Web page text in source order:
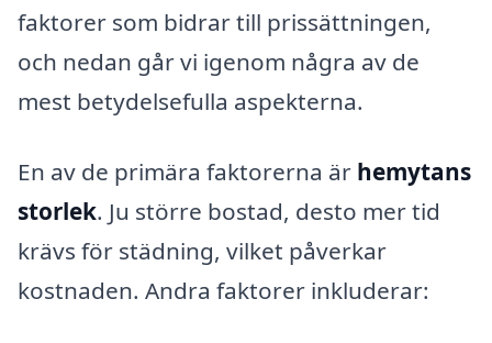
faktorer som bidrar till prissättningen,
och nedan går vi igenom några av de
mest betydelsefulla aspekterna.
En av de primära faktorerna är hemytans
storlek. Ju större bostad, desto mer tid
krävs för städning, vilket påverkar
kostnaden. Andra faktorer inkluderar: